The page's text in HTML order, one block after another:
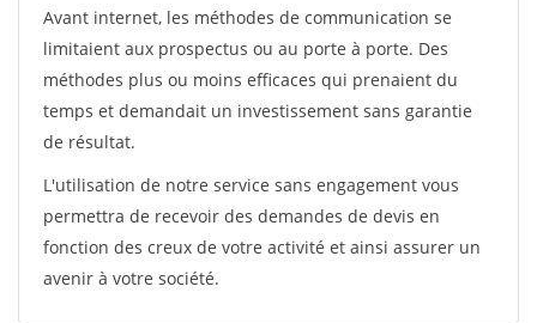
Avant internet, les méthodes de communication se
limitaient aux prospectus ou au porte à porte. Des
méthodes plus ou moins efficaces qui prenaient du
temps et demandait un investissement sans garantie
de résultat.
L'utilisation de notre service sans engagement vous
permettra de recevoir des demandes de devis en
fonction des creux de votre activité et ainsi assurer un
avenir à votre société.